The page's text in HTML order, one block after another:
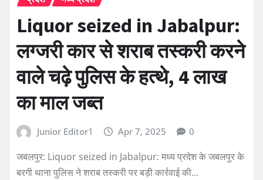
Liquor seized in Jabalpur:
लग्जरी कार से शराब तस्करी करने
वाले चढ़े पुलिस के हत्थे, 4 लाख
का माल जब्त
Junior Editor1 Apr 7, 2025 0
जबलपुर: Liquor seized in Jabalpur: मध्य प्रदेश के जबलपुर के
बरगी थाना पुलिस ने शराब तस्करी पर बड़ी कार्रवाई की…